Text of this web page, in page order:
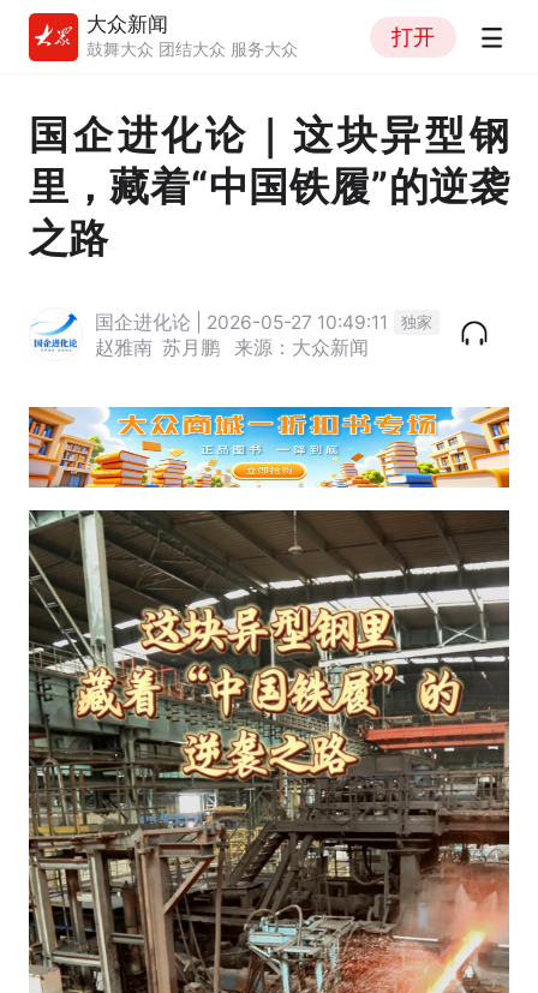
大众新闻
鼓舞大众 团结大众 服务大众
打开
国企进化论｜这块异型钢
里，藏着“中国铁履”的逆袭
之路
国企进化论 | 2026-05-27 10:49:11 独家
赵雅南 苏月鹏 来源：大众新闻